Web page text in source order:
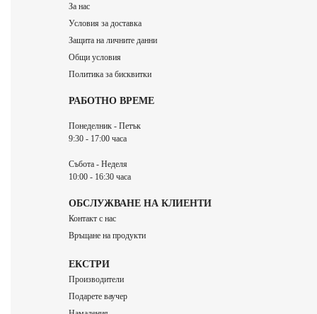
За нас
Условия за доставка
Защита на личните данни
Общи условия
Политика за бисквитки
РАБОТНО ВРЕМЕ
Понеделник - Петък
9:30 - 17:00 часа
Събота - Неделя
10:00 - 16:30 часа
ОБСЛУЖВАНЕ НА КЛИЕНТИ
Контакт с нас
Връщане на продукти
ЕКСТРИ
Производители
Подарете ваучер